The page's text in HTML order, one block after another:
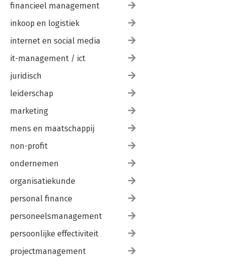
financieel management
inkoop en logistiek
internet en social media
it-management / ict
juridisch
leiderschap
marketing
mens en maatschappij
non-profit
ondernemen
organisatiekunde
personal finance
personeelsmanagement
persoonlijke effectiviteit
projectmanagement